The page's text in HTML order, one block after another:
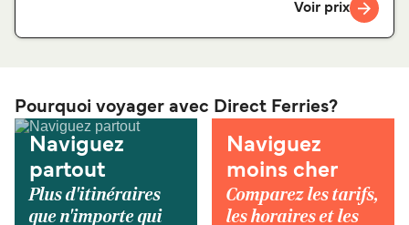
Voir prix
Pourquoi voyager avec Direct Ferries?
Naviguez
partout
Plus d'itinéraires
que n'importe qui
Naviguez
moins cher
Comparez les tarifs,
les horaires et les